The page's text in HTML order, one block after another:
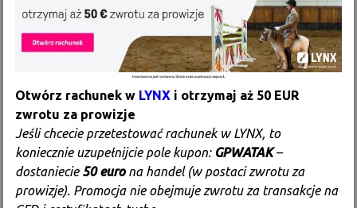
Otwórz rachunek w LYNX i otrzymaj aż 50 EUR
zwrotu za prowizje
Jeśli chcecie przetestować rachunek w LYNX, to
koniecznie uzupełnijcie pole kupon: GPWATAK–
dostaniecie 50 eurona handel (w postaci zwrotu za
prowizje). Promocja nie obejmuje zwrotu za transakcje na